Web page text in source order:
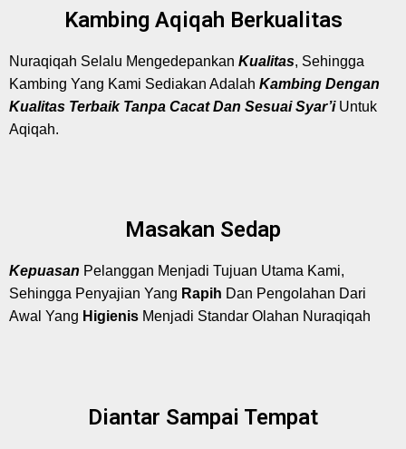
Kambing Aqiqah Berkualitas
Nuraqiqah Selalu Mengedepankan Kualitas, Sehingga
Kambing Yang Kami Sediakan Adalah Kambing Dengan
Kualitas Terbaik Tanpa Cacat Dan Sesuai Syar’i Untuk
Aqiqah.
Masakan Sedap
Kepuasan Pelanggan Menjadi Tujuan Utama Kami,
Sehingga Penyajian Yang Rapih Dan Pengolahan Dari
Awal Yang Higienis Menjadi Standar Olahan Nuraqiqah
Diantar Sampai Tempat